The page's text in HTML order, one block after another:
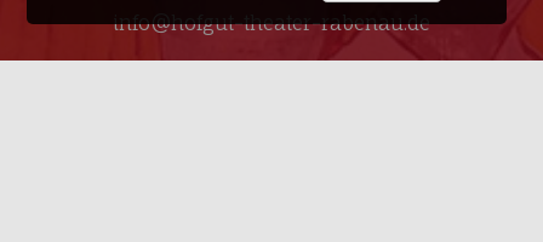
info@hofgut-theater-rabenau.de